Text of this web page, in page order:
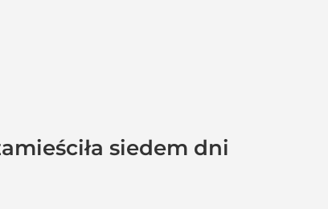
siedem dni